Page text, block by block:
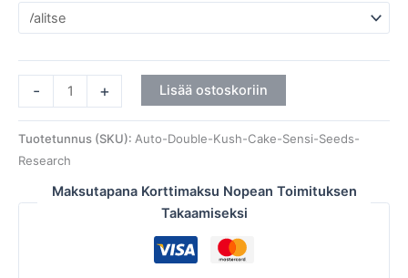
- + Lisää ostoskoriin
Tuotetunnus (SKU): Auto-Double-Kush-Cake-Sensi-Seeds-
Research
Maksutapana Korttimaksu Nopean Toimituksen
Takaamiseksi